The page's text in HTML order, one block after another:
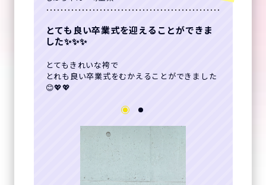
とても良い卒業式を迎えることができま
した✨✨✨
とてもきれいな袴で
とれも良い卒業式をむかえることができました
😊💖💖